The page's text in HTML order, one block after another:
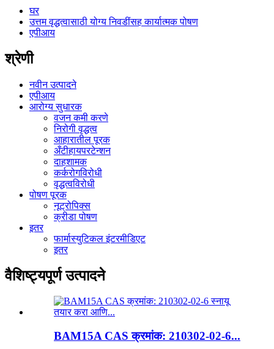
घर
उत्तम वृद्धत्वासाठी योग्य निवडींसह कार्यात्मक पोषण
एपीआय
श्रेणी
नवीन उत्पादने
एपीआय
आरोग्य सुधारक
वजन कमी करणे
निरोगी वृद्धत्व
आहारातील पूरक
अँटीहायपरटेन्शन
दाहशामक
कर्करोगविरोधी
वृद्धत्वविरोधी
पोषण पूरक
नूट्रोपिक्स
क्रीडा पोषण
इतर
फार्मास्युटिकल इंटरमीडिएट
इतर
वैशिष्ट्यपूर्ण उत्पादने
BAM15A CAS क्रमांक: 210302-02-6...